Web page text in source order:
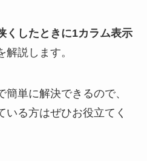
くしたときに1カラム表示
解説します。
単に解決できるので、
いる方はぜひお役立てく